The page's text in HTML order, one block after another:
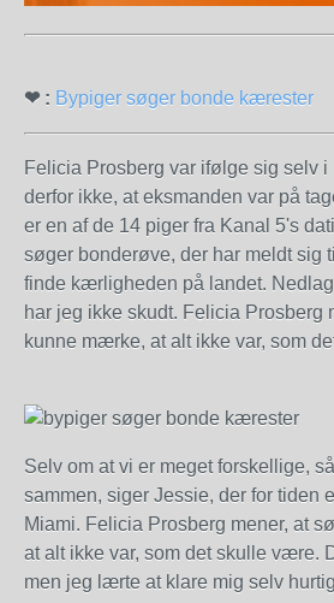
❤ : Bypiger søger bonde kærester
Felicia Prosberg var ifølge sig selv
derfor ikke, at eksmanden var på
er en af de 14 piger fra Kanal 5's
søger bonderøve, der har meldt sig
finde kærligheden på landet.
har jeg ikke skudt. Felicia Prosberg
kunne mærke, at alt ikke var, som
Selv om at vi er meget forskellige,
sammen, siger Jessie, der for tiden
Miami. Felicia Prosberg mener, at
at alt ikke var, som det skulle være.
men jeg lærte at klare mig selv